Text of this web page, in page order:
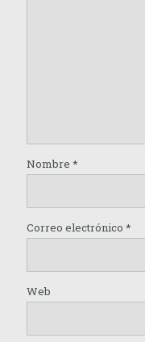
Nombre *
Correo electrónico *
Web